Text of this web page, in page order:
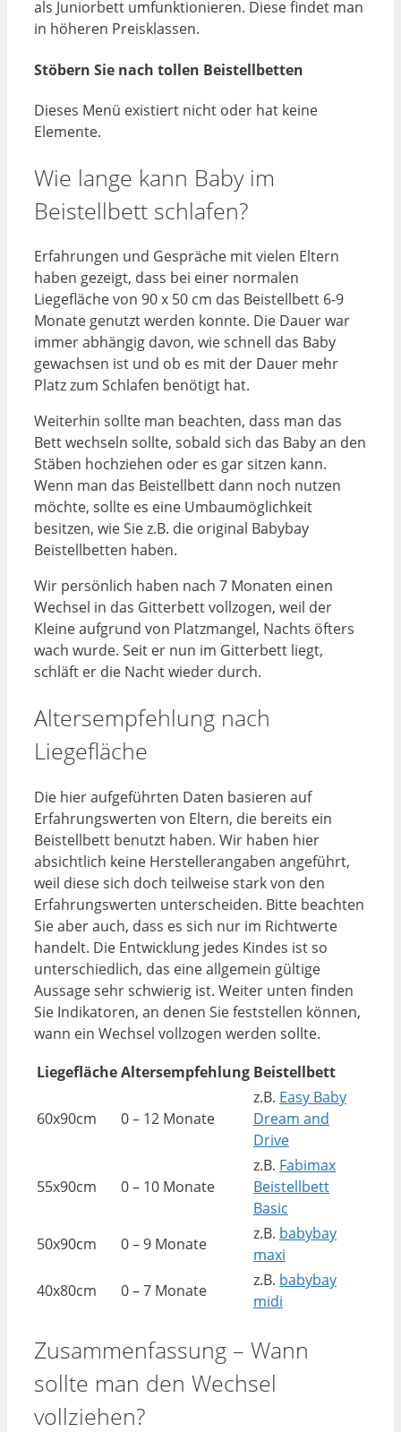
als Juniorbett umfunktionieren. Diese findet man
in höheren Preisklassen.
Stöbern Sie nach tollen Beistellbetten
Dieses Menü existiert nicht oder hat keine
Elemente.
Wie lange kann Baby im
Beistellbett schlafen?
Erfahrungen und Gespräche mit vielen Eltern
haben gezeigt, dass bei einer normalen
Liegefläche von 90 x 50 cm das Beistellbett 6-9
Monate genutzt werden konnte. Die Dauer war
immer abhängig davon, wie schnell das Baby
gewachsen ist und ob es mit der Dauer mehr
Platz zum Schlafen benötigt hat.
Weiterhin sollte man beachten, dass man das
Bett wechseln sollte, sobald sich das Baby an den
Stäben hochziehen oder es gar sitzen kann.
Wenn man das Beistellbett dann noch nutzen
möchte, sollte es eine Umbaumöglichkeit
besitzen, wie Sie z.B. die original Babybay
Beistellbetten haben.
Wir persönlich haben nach 7 Monaten einen
Wechsel in das Gitterbett vollzogen, weil der
Kleine aufgrund von Platzmangel, Nachts öfters
wach wurde. Seit er nun im Gitterbett liegt,
schläft er die Nacht wieder durch.
Altersempfehlung nach
Liegefläche
Die hier aufgeführten Daten basieren auf
Erfahrungswerten von Eltern, die bereits ein
Beistellbett benutzt haben. Wir haben hier
absichtlich keine Herstellerangaben angeführt,
weil diese sich doch teilweise stark von den
Erfahrungswerten unterscheiden. Bitte beachten
Sie aber auch, dass es sich nur im Richtwerte
handelt. Die Entwicklung jedes Kindes ist so
unterschiedlich, das eine allgemein gültige
Aussage sehr schwierig ist. Weiter unten finden
Sie Indikatoren, an denen Sie feststellen können,
wann ein Wechsel vollzogen werden sollte.
LiegeflächeAltersempfehlung Beistellbett
60x90cm 0 – 12 Monate
z.B. Easy Baby
Dream and
Drive
55x90cm 0 – 10 Monate
z.B. Fabimax
Beistellbett
Basic
50x90cm
0 – 9 Monate
z.B. babybay
maxi
40x80cm
0 – 7 Monate
z.B. babybay
midi
Zusammenfassung – Wann
sollte man den Wechsel
vollziehen?